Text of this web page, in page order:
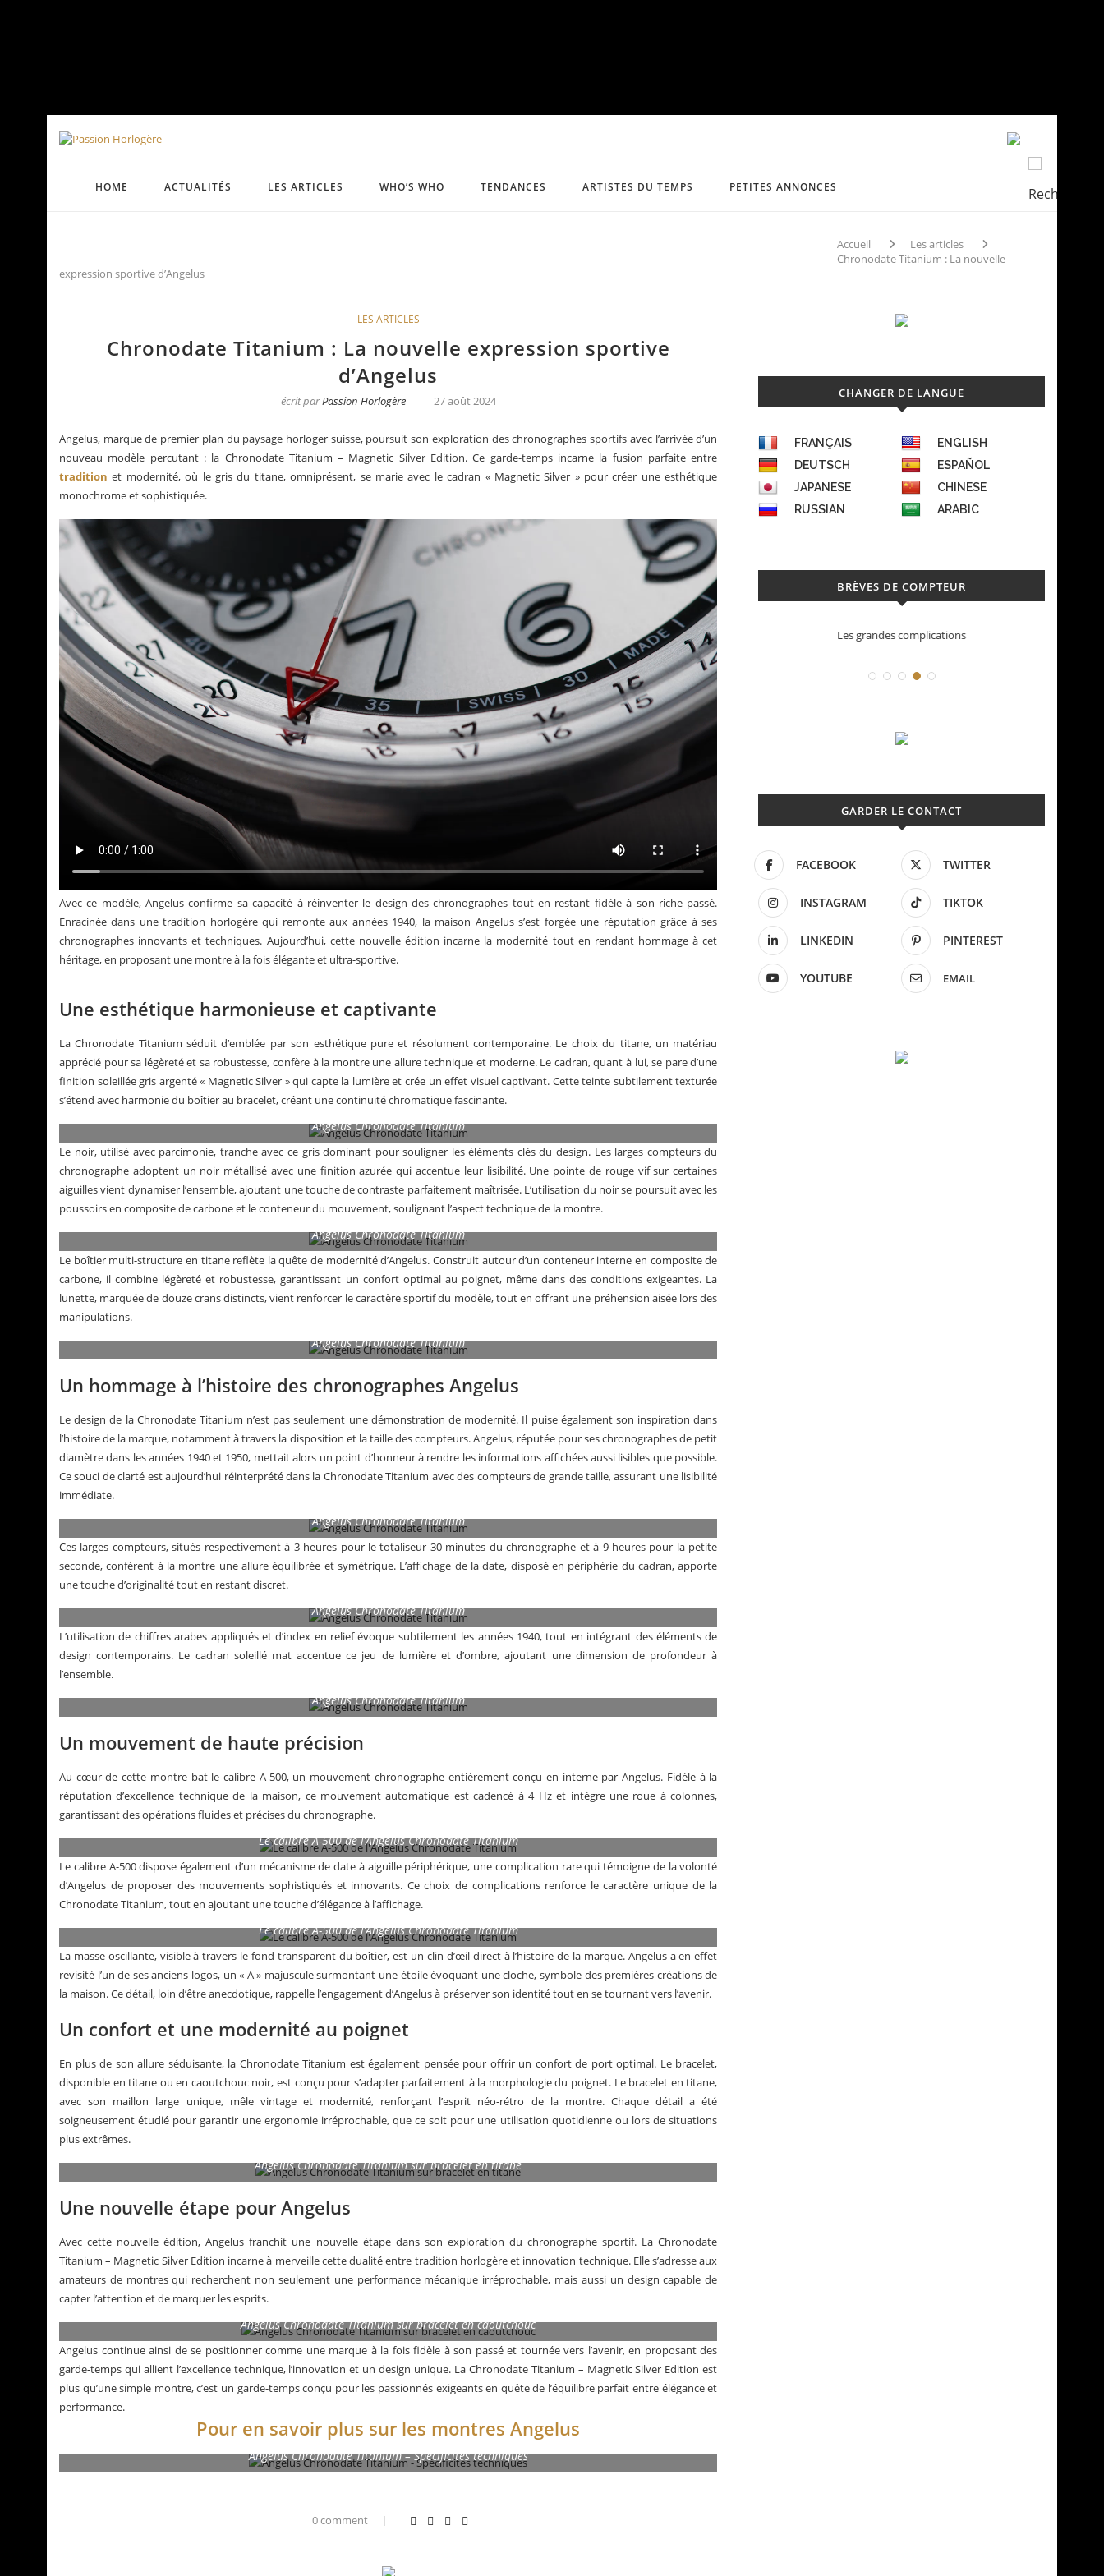
HOME ACTUALITÉS LES ARTICLES WHO’S WHO TENDANCES ARTISTES DU TEMPS PETITES ANNONCES
Accueil
Les articles
Chronodate Titanium : La nouvelle
expression sportive d’Angelus
LES ARTICLES
Chronodate Titanium : La nouvelle expression sportive
d’Angelus
écrit parPassion Horlogère 27 août 2024
Angelus, marque de premier plan du paysage horloger suisse, poursuit son exploration des chronographes sportifs avec l’arrivée d’un
nouveau modèle percutant : la Chronodate Titanium – Magnetic Silver Edition. Ce garde-temps incarne la fusion parfaite entre
traditionet modernité, où le gris du titane, omniprésent, se marie avec le cadran « Magnetic Silver » pour créer une esthétique
monochrome et sophistiquée.
Avec ce modèle, Angelus confirme sa capacité à réinventer le design des chronographes tout en restant fidèle à son riche passé.
Enracinée dans une tradition horlogère qui remonte aux années 1940, la maison Angelus s’est forgée une réputation grâce à ses
chronographes innovants et techniques. Aujourd’hui, cette nouvelle édition incarne la modernité tout en rendant hommage à cet
héritage, en proposant une montre à la fois élégante et ultra-sportive.
Une esthétique harmonieuse et captivante
La Chronodate Titanium séduit d’emblée par son esthétique pure et résolument contemporaine. Le choix du titane, un matériau
apprécié pour sa légèreté et sa robustesse, confère à la montre une allure technique et moderne. Le cadran, quant à lui, se pare d’une
finition soleillée gris argenté « Magnetic Silver » qui capte la lumière et crée un effet visuel captivant. Cette teinte subtilement texturée
s’étend avec harmonie du boîtier au bracelet, créant une continuité chromatique fascinante.
Angelus Chronodate Titanium
Le noir, utilisé avec parcimonie, tranche avec ce gris dominant pour souligner les éléments clés du design. Les larges compteurs du
chronographe adoptent un noir métallisé avec une finition azurée qui accentue leur lisibilité. Une pointe de rouge vif sur certaines
aiguilles vient dynamiser l’ensemble, ajoutant une touche de contraste parfaitement maîtrisée. L’utilisation du noir se poursuit avec les
poussoirs en composite de carbone et le conteneur du mouvement, soulignant l’aspect technique de la montre.
Angelus Chronodate Titanium
Le boîtier multi-structure en titane reflète la quête de modernité d’Angelus. Construit autour d’un conteneur interne en composite de
carbone, il combine légèreté et robustesse, garantissant un confort optimal au poignet, même dans des conditions exigeantes. La
lunette, marquée de douze crans distincts, vient renforcer le caractère sportif du modèle, tout en offrant une préhension aisée lors des
manipulations.
Angelus Chronodate Titanium
Un hommage à l’histoire des chronographes Angelus
Le design de la Chronodate Titanium n’est pas seulement une démonstration de modernité. Il puise également son inspiration dans
l’histoire de la marque, notamment à travers la disposition et la taille des compteurs. Angelus, réputée pour ses chronographes de petit
diamètre dans les années 1940 et 1950, mettait alors un point d’honneur à rendre les informations affichées aussi lisibles que possible.
Ce souci de clarté est aujourd’hui réinterprété dans la Chronodate Titanium avec des compteurs de grande taille, assurant une lisibilité
immédiate.
Angelus Chronodate Titanium
Ces larges compteurs, situés respectivement à 3 heures pour le totaliseur 30 minutes du chronographe et à 9 heures pour la petite
seconde, confèrent à la montre une allure équilibrée et symétrique. L’affichage de la date, disposé en périphérie du cadran, apporte
une touche d’originalité tout en restant discret.
Angelus Chronodate Titanium
L’utilisation de chiffres arabes appliqués et d’index en relief évoque subtilement les années 1940, tout en intégrant des éléments de
design contemporains. Le cadran soleillé mat accentue ce jeu de lumière et d’ombre, ajoutant une dimension de profondeur à
l’ensemble.
Angelus Chronodate Titanium
Un mouvement de haute précision
Au cœur de cette montre bat le calibre A-500, un mouvement chronographe entièrement conçu en interne par Angelus. Fidèle à la
réputation d’excellence technique de la maison, ce mouvement automatique est cadencé à 4 Hz et intègre une roue à colonnes,
garantissant des opérations fluides et précises du chronographe.
Le calibre A-500 de l’Angelus Chronodate Titanium
Le calibre A-500 dispose également d’un mécanisme de date à aiguille périphérique, une complication rare qui témoigne de la volonté
d’Angelus de proposer des mouvements sophistiqués et innovants. Ce choix de complications renforce le caractère unique de la
Chronodate Titanium, tout en ajoutant une touche d’élégance à l’affichage.
Le calibre A-500 de l’Angelus Chronodate Titanium
La masse oscillante, visible à travers le fond transparent du boîtier, est un clin d’œil direct à l’histoire de la marque. Angelus a en effet
revisité l’un de ses anciens logos, un « A » majuscule surmontant une étoile évoquant une cloche, symbole des premières créations de
la maison. Ce détail, loin d’être anecdotique, rappelle l’engagement d’Angelus à préserver son identité tout en se tournant vers l’avenir.
Un confort et une modernité au poignet
En plus de son allure séduisante, la Chronodate Titanium est également pensée pour offrir un confort de port optimal. Le bracelet,
disponible en titane ou en caoutchouc noir, est conçu pour s’adapter parfaitement à la morphologie du poignet. Le bracelet en titane,
avec son maillon large unique, mêle vintage et modernité, renforçant l’esprit néo-rétro de la montre. Chaque détail a été
soigneusement étudié pour garantir une ergonomie irréprochable, que ce soit pour une utilisation quotidienne ou lors de situations
plus extrêmes.
Angelus Chronodate Titanium sur bracelet en titane
Une nouvelle étape pour Angelus
Avec cette nouvelle édition, Angelus franchit une nouvelle étape dans son exploration du chronographe sportif. La Chronodate
Titanium – Magnetic Silver Edition incarne à merveille cette dualité entre tradition horlogère et innovation technique. Elle s’adresse aux
amateurs de montres qui recherchent non seulement une performance mécanique irréprochable, mais aussi un design capable de
capter l’attention et de marquer les esprits.
Angelus Chronodate Titanium sur bracelet en caoutchouc
Angelus continue ainsi de se positionner comme une marque à la fois fidèle à son passé et tournée vers l’avenir, en proposant des
garde-temps qui allient l’excellence technique, l’innovation et un design unique. La Chronodate Titanium – Magnetic Silver Edition est
plus qu’une simple montre, c’est un garde-temps conçu pour les passionnés exigeants en quête de l’équilibre parfait entre élégance et
performance.
Pour en savoir plus sur les montres Angelus
Angelus Chronodate Titanium – Spécificités techniques
0 comment
CHANGER DE LANGUE
FRANÇAIS
ENGLISH
DEUTSCH
ESPAÑOL
JAPANESE
CHINESE
RUSSIAN
ARABIC
BRÈVES DE COMPTEUR
Santos de Cartier Le business des montres en 2025 Les grandes complications Déconstruction Parmigiani Fleurier
GARDER LE CONTACT
FACEBOOK TWITTER
INSTAGRAM TIKTOK
LINKEDIN PINTEREST
YOUTUBE EMAIL